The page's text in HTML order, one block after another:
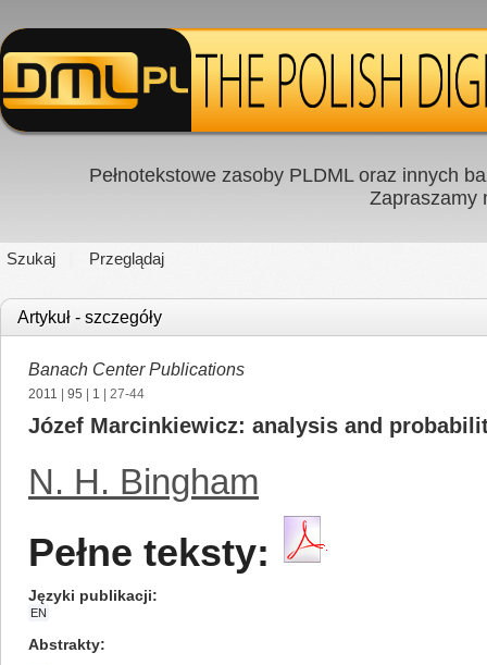
Pełnotekstowe zasoby PLDML oraz innych
Zapraszamy
Szukaj Przeglądaj
Artykuł - szczegóły
Banach Center Publications
2011 95 1 | 27-44
Józef Marcinkiewicz: analysis and
N. H. Bingham
Pełne teksty:
Języki publikacji
EN
Abstrakty